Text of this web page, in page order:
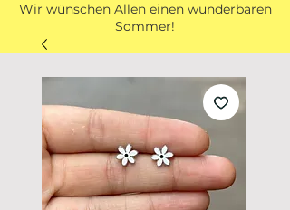
Wir wünschen Allen einen wunderbaren
Sommer!